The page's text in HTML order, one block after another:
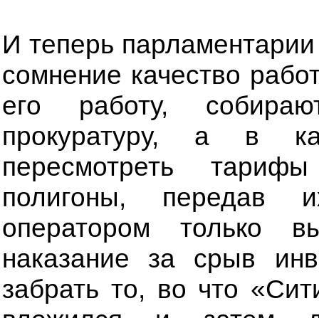
И теперь
сомнение качество
его работу,
прокуратуру, а в
пересмотреть
полигоны, передав
оператором только
наказание за срыв
забрать то, во что